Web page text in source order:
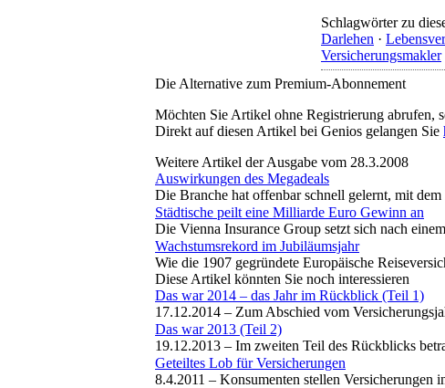
Schlagwörter zu
Darlehen ·
Versicherungsmakler
Die Alternative zum Premium-Abonnement
Möchten Sie Artikel ohne Registrierung abrufen,
Direkt auf diesen Artikel bei Genios gelangen Sie
Weitere Artikel der Ausgabe vom 28.3.2008
Auswirkungen des Megadeals
Die Branche hat offenbar schnell gelernt, mit
Städtische peilt eine Milliarde Euro Gewinn an
Die Vienna Insurance Group setzt sich nach
Wachstumsrekord im Jubiläumsjahr
Wie die 1907 gegründete Europäische
Diese Artikel könnten Sie noch interessieren
Das war 2014 – das Jahr im Rückblick (Teil 1)
17.12.2014 – Zum Abschied vom
Das war 2013 (Teil 2)
19.12.2013 – Im zweiten Teil des Rückblicks
Geteiltes Lob für Versicherungen
8.4.2011 – Konsumenten stellen Versicherungen